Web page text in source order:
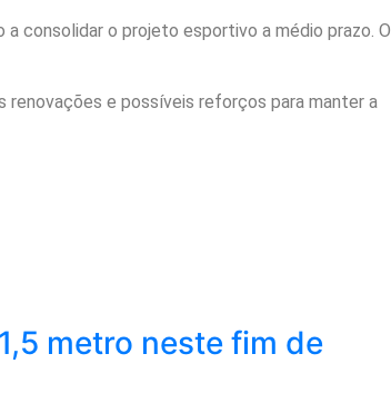
consolidar o projeto esportivo a médio prazo. O
renovações e possíveis reforços para manter a
metro neste fim de